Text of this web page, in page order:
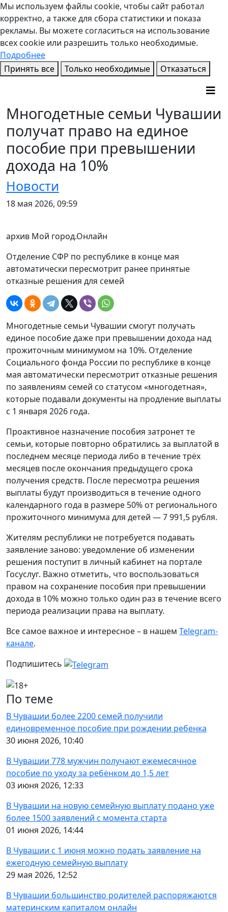
Мы используем файлы cookie, чтобы сайт работал
корректно, а также для сбора статистики и показа
рекламы. Вы можете согласиться на использование
всех cookie или разрешить только необходимые.
Подробнее
Принять все
Только необходимые Отказаться
Многодетные семьи Чувашии
получат право на единое
пособие при превышении
дохода на 10%
Новости
18 мая 2026, 09:59
архив Мой город.Онлайн
Отделение СФР по республике в конце мая
автоматически пересмотрит ранее принятые
отказные решения для семей
Многодетные семьи Чувашии смогут получать
единое пособие даже при превышении дохода над
прожиточным минимумом на 10%. Отделение
Социального фонда России по республике в конце
мая автоматически пересмотрит отказные решения
по заявлениям семей со статусом «многодетная»,
которые подавали документы на продление выплаты
с 1 января 2026 года.
Проактивное назначение пособия затронет те
семьи, которые повторно обратились за выплатой в
последнем месяце периода либо в течение трёх
месяцев после окончания предыдущего срока
получения средств. После пересмотра решения
выплаты будут производиться в течение одного
календарного года в размере 50% от регионального
прожиточного минимума для детей — 7 991,5 рубля.
Жителям республики не потребуется подавать
заявление заново: уведомление об изменении
решения поступит в личный кабинет на портале
Госуслуг. Важно отметить, что воспользоваться
правом на сохранение пособия при превышении
дохода в 10% можно только один раз в течение всего
периода реализации права на выплату.
Все самое важное и интересное – в нашем Telegram-
канале.
Подпишитесь
По теме
В Чувашии более 2200 семей получили
единовременное пособие при рождении ребенка
30 июня 2026, 10:40
В Чувашии 778 мужчин получают ежемесячное
пособие по уходу за ребёнком до 1,5 лет
03 июня 2026, 12:33
В Чувашии на новую семейную выплату подано уже
более 1500 заявлений с момента старта
01 июня 2026, 14:44
В Чувашии с 1 июня можно подать заявление на
ежегодную семейную выплату
29 мая 2026, 12:52
В Чувашии большинство родителей распоряжаются
материнским капиталом онлайн